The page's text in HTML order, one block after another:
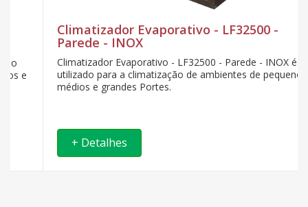
Climatizador Evaporativo - LF32500 -
Parede - INOX
Climatizador Evaporativo - LF32500 - Parede - INOX é
utilizado para a climatização de ambientes de pequenos,
médios e grandes Portes.
+ Detalhes